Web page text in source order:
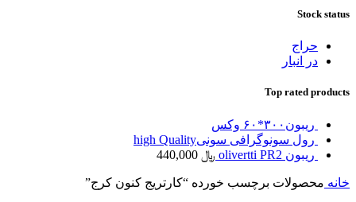
Stock status
حراج
در انبار
Top rated products
ریبون۳۰۰*۶۰ وکس
رول سونوگرافی سونیhigh Quality
ریبون olivertti PR2
﷼
خانه محصولات برچسب خورده “کارتریج کنون کرج”